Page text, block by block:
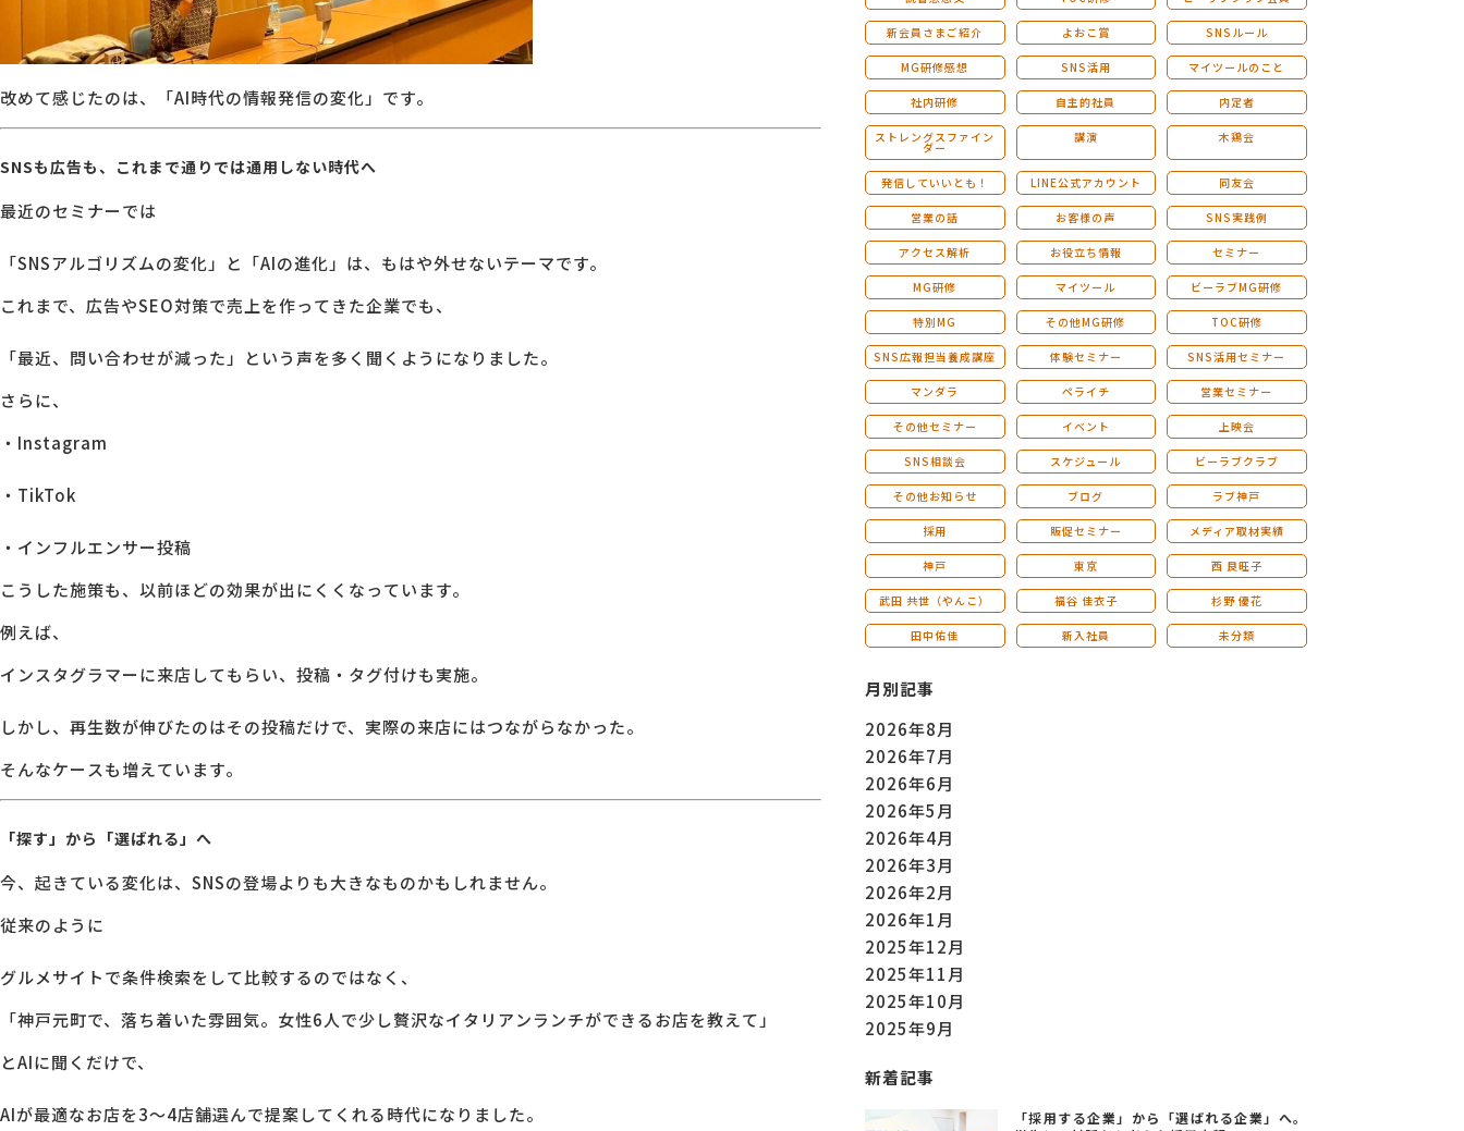
改めて感じたのは、「AI時代の情報発信の変化」です。
SNSも広告も、これまで通りでは通用しない時代へ
最近のセミナーでは
「SNSアルゴリズムの変化」と「AIの進化」は、もはや外せないテーマです。
これまで、広告やSEO対策で売上を作ってきた企業でも、
「最近、問い合わせが減った」という声を多く聞くようになりました。
さらに、
・Instagram
・TikTok
・インフルエンサー投稿
こうした施策も、以前ほどの効果が出にくくなっています。
例えば、
インスタグラマーに来店してもらい、投稿・タグ付けも実施。
しかし、再生数が伸びたのはその投稿だけで、実際の来店にはつながらなかった。
そんなケースも増えています。
「探す」から「選ばれる」へ
今、起きている変化は、SNSの登場よりも大きなものかもしれません。
従来のように
グルメサイトで条件検索をして比較するのではなく、
「神戸元町で、落ち着いた雰囲気。女性6人で少し贅沢なイタリアンランチができるお店を教えて」
とAIに聞くだけで、
AIが最適なお店を3〜4店舗選んで提案してくれる時代になりました。
新会員さまご紹介 よおこ賞 SNSルール
MG研修感想 SNS活用 マイツールのこと
社内研修 自主的社員 内定者
ストレングスファイン
ダー
講演 木鶏会
発信していいとも！ LINE公式アカウント 同友会
営業の話 お客様の声 SNS実践例
アクセス解析 お役立ち情報 セミナー
MG研修 マイツール ビーラブMG研修
特別MG その他MG研修 TOC研修
SNS広報担当養成講座 体験セミナー SNS活用セミナー
マンダラ ペライチ 営業セミナー
その他セミナー イベント 上映会
SNS相談会 スケジュール ビーラブクラブ
その他お知らせ ブログ ラブ神戸
採用 販促セミナー メディア取材実績
神戸 東京 西 良旺子
武田 共世（やんこ） 福谷 佳衣子 杉野 優花
田中佑佳 新入社員 未分類
月別記事
2026年8月
2026年7月
2026年6月
2026年5月
2026年4月
2026年3月
2026年2月
2026年1月
2025年12月
2025年11月
2025年10月
2025年9月
新着記事
「採用する企業」から「選ばれる企業」へ。